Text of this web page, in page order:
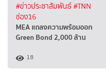
#ข่าวประชาสัมพันธ์#TNN
ช่อง16
MEA แถลงความพร้อมออก
Green Bond 2,000 ล้าน
18